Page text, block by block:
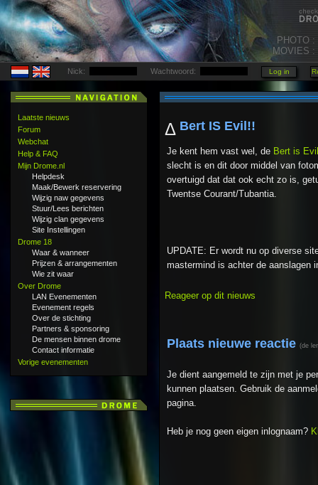
PHOTO :
MOVIES :
Nick: Wachtwoord:
Laatste nieuws
Forum
Webchat
Help & FAQ
Mijn Drome.nl
Helpdesk
Maak/Bewerk reservering
Wijzig naw gegevens
Stuur/Lees berichten
Wijzig clan gegevens
Site Instellingen
Drome 18
Waar & wanneer
Prijzen & arrangementen
Wie zit waar
Over Drome
LAN Evenementen
Evenement regels
Over de stichting
Partners & sponsoring
De mensen binnen drome
Contact informatie
Vorige evenementen
Δ Bert IS Evil!!
Je kent hem vast wel, de Bert is Evil
slecht is en dit door middel van
overtuigd dat dat ook echt zo is,
Twentse Courant/Tubantia.
UPDATE: Er wordt nu op diverse
mastermind is achter de aanslagen
Reageer op dit nieuws
Plaats nieuwe reactie (de
Je dient aangemeld te zijn met je
kunnen plaatsen. Gebruik de
pagina.
Heb je nog geen eigen inlognaam?